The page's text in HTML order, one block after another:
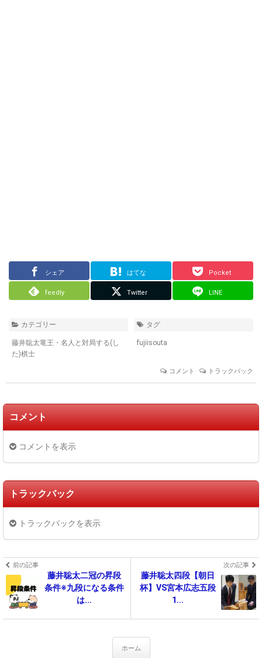
シェア はてな Pocket
feedly Twitter LINE
カテゴリー
藤井聡太竜王・名人と対局する(し
た)棋士
タグ
fujiisouta
コメント トラックバック
コメント
コメントを表示
トラックバック
トラックバックを表示
前の記事
藤井聡太二冠の昇段
条件※九段になる条件
は...
次の記事
藤井聡太四段【朝日
杯】VS宮本広志五段
1...
ホーム